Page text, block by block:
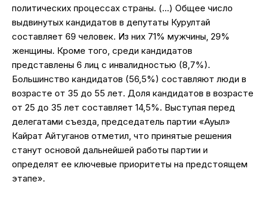
политических процессах страны. (…) Общее число
выдвинутых кандидатов в депутаты Курултай
составляет 69 человек. Из них 71% мужчины, 29%
женщины. Кроме того, среди кандидатов
представлены 6 лиц с инвалидностью (8,7%).
Большинство кандидатов (56,5%) составляют люди в
возрасте от 35 до 55 лет. Доля кандидатов в возрасте
от 25 до 35 лет составляет 14,5%. Выступая перед
делегатами съезда, председатель партии «Ауыл»
Кайрат Айтуганов отметил, что принятые решения
станут основой дальнейшей работы партии и
определят ее ключевые приоритеты на предстоящем
этапе».